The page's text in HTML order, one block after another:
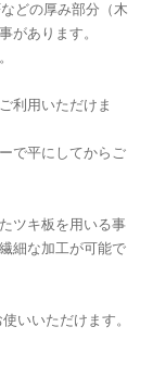
どの厚み部分（木
があります。
利用いただけま
で平にしてからご
ツキ板を用いる事
細な加工が可能で
いいただけます。